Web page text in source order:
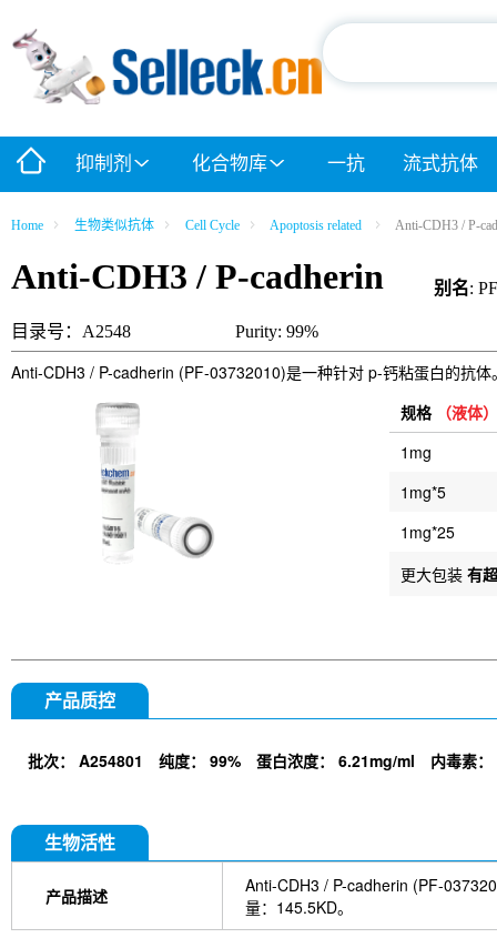
抑制剂 化合物库 一抗 流式抗体
Home 生物类似抗体 Cell Cycle Apoptosis related Anti-CDH3 / P-
Anti-CDH3 / P-cadherin 别名:
目录号：A2548 Purity: 99%
Anti-CDH3 / P-cadherin (PF-03732010)是一种针对 p-钙粘蛋白的抗
规格 （液体）
1mg
1mg*5
1mg*25
更大包装 有
产品质控
批次： A254801 纯度： 99% 蛋白浓度： 6.21mg/ml 内毒素：
生物活性
产品描述
Anti-CDH3 / P-cadherin (PF-
量：145.5KD。